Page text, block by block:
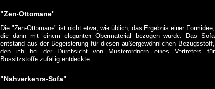
"Zen-Ottomane"
Die "Zen-Ottomane" ist nicht etwa, wie üblich, das Ergebnis einer Formidee,
die dann mit einem eleganten Obermaterial bezogen wurde. Das Sofa
entstand aus der Begeisterung für diesen außergewöhnlichen Bezugsstoff,
den ich bei der Durchsicht von Musterordnern eines Vertreters für
Bussitzstoffe zufällig entdeckte.
"Nahverkehrs-Sofa"